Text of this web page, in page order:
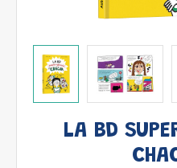
LA BD